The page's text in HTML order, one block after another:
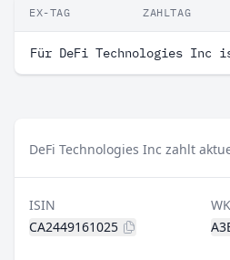
EX-TAG ZAHLTAG
Für DeFi Technologies Inc
DeFi Technologies Inc zahlt
ISIN
CA2449161025